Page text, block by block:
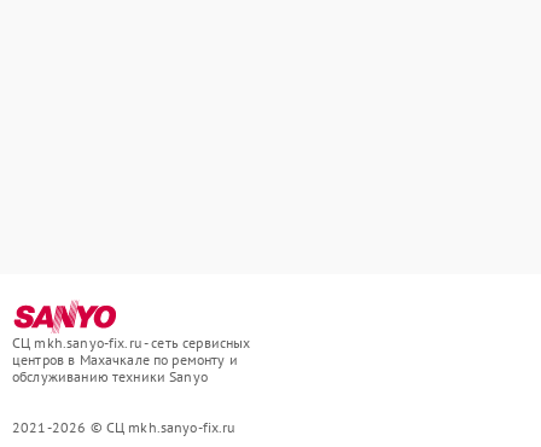
СЦ mkh.sanyo-fix.ru - сеть сервисных
центров в Махачкале по ремонту и
обслуживанию техники Sanyo
2021-2026 © СЦ mkh.sanyo-fix.ru